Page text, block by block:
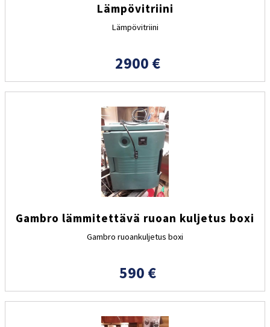
Lämpövitriini
Lämpövitriini
2900 €
Gambro lämmitettävä ruoan kuljetus boxi
Gambro ruoankuljetus boxi
590 €